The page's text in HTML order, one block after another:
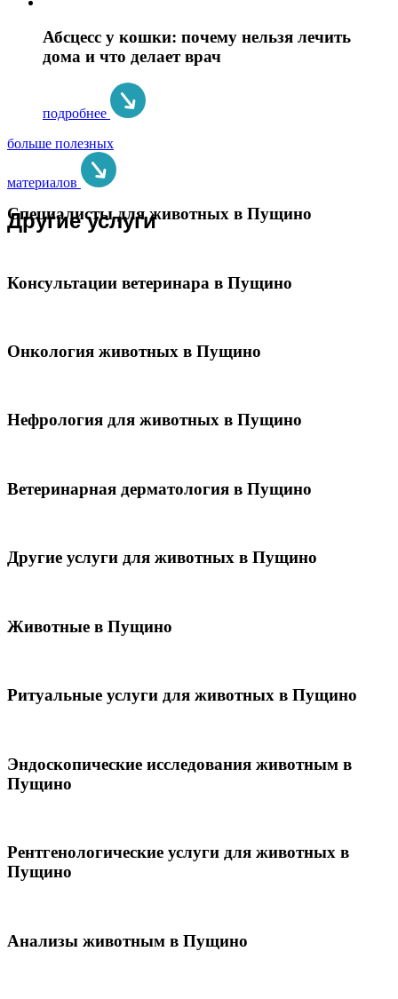
Абсцесс у кошки: почему нельзя лечить
дома и что делает врач
подробнее
больше полезных
материалов
Другие услуги
Специалисты для животных в Пущино
Консультации ветеринара в Пущино
Онкология животных в Пущино
Нефрология для животных в Пущино
Ветеринарная дерматология в Пущино
Другие услуги для животных в Пущино
Животные в Пущино
Ритуальные услуги для животных в Пущино
Эндоскопические исследования животным в
Пущино
Рентгенологические услуги для животных в
Пущино
Анализы животным в Пущино